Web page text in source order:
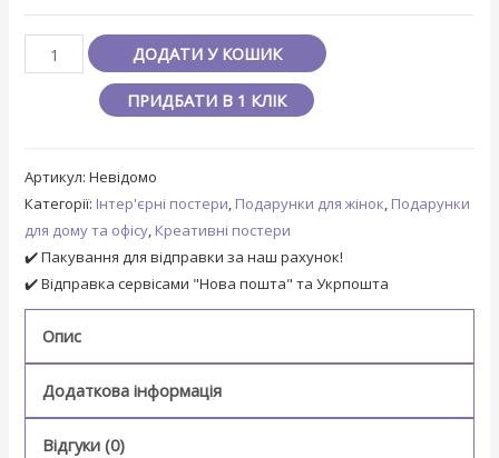
ДОДАТИ У КОШИК
ПРИДБАТИ В 1 КЛІК
Артикул:Невідомо
Категорії: Інтер'єрні постери, Подарунки для жінок, Подарунки
для дому та офісу, Креативні постери
✔️ Пакування для відправки за наш рахунок!
✔️ Відправка сервісами "Нова пошта" та Укрпошта
Опис
Додаткова інформація
Відгуки (0)